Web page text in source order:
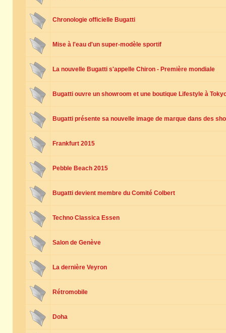
Chronologie officielle Bugatti
Mise à l'eau d'un super-modèle sportif
La nouvelle Bugatti s'appelle Chiron - Première mondiale
Bugatti ouvre un showroom et une boutique Lifestyle à
Bugatti présente sa nouvelle image de marque dans des
Frankfurt 2015
Pebble Beach 2015
Bugatti devient membre du Comité Colbert
Techno Classica Essen
Salon de Genève
La dernière Veyron
Rétromobile
Doha